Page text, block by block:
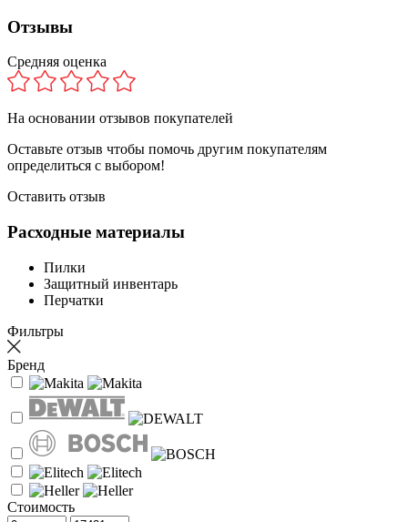
Отзывы
Средняя оценка
На основании отзывов покупателей
Оставьте отзыв чтобы помочь другим покупателям
определиться с выбором!
Оставить отзыв
Расходные материалы
Пилки
Защитный инвентарь
Перчатки
Фильтры
Бренд
Стоимость